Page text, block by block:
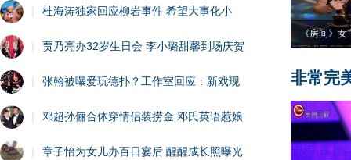
| 杜海涛独家回应柳岩事件 希望大事化小
| 贾乃亮办32岁生日会 李小璐甜馨到场庆贺
| 张翰被曝爱玩德扑？工作室回应：新戏现
| 邓超孙俪合体穿情侣装捞金 邓氏英语惹娘
| 章子怡为女儿办百日宴后 醒醒成长照曝光
《房间》
非常完